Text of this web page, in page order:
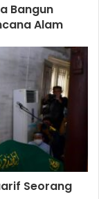
Bangun
Alam
Seorang